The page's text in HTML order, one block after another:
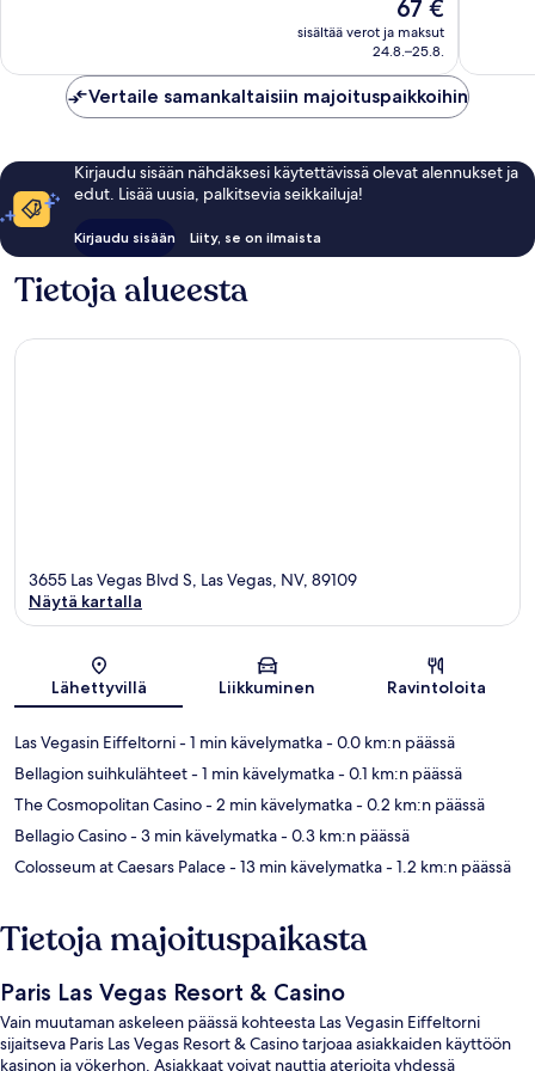
67 €
67 €
sisältää verot ja maksut
24.8.–25.8.
Vertaile samankaltaisiin majoituspaikkoihin
Kirjaudu sisään nähdäksesi käytettävissä olevat alennukset ja
edut. Lisää uusia, palkitsevia seikkailuja!
Kirjaudu sisään Liity, se on ilmaista
Tietoja alueesta
Kartta
3655 Las Vegas Blvd S, Las Vegas, NV, 89109
Näytä kartalla
Lähettyvillä Liikkuminen Ravintoloita
Las Vegasin Eiffeltorni- 1 min kävelymatka- 0.0 km:n päässä
Bellagion suihkulähteet- 1 min kävelymatka- 0.1 km:n päässä
The Cosmopolitan Casino- 2 min kävelymatka- 0.2 km:n päässä
Bellagio Casino- 3 min kävelymatka- 0.3 km:n päässä
Colosseum at Caesars Palace- 13 min kävelymatka- 1.2 km:n päässä
Tietoja majoituspaikasta
Paris Las Vegas Resort & Casino
Vain muutaman askeleen päässä kohteesta Las Vegasin Eiffeltorni
sijaitseva Paris Las Vegas Resort & Casino tarjoaa asiakkaiden käyttöön
kasinon ja yökerhon. Asiakkaat voivat nauttia aterioita yhdessä